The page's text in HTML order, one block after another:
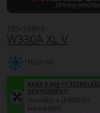
W330A XL V
255/55R19
TÉLI GUMI
AKÁR 5.000 FT SZERELÉSI
KEDVEZMÉNY!
Használja a LENDÜLET
kuponkódot!